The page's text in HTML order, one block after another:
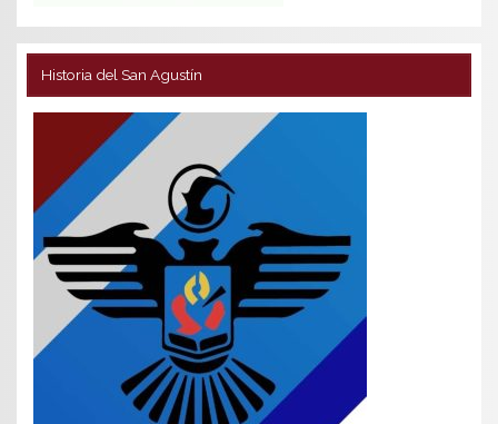
Historia del San Agustín